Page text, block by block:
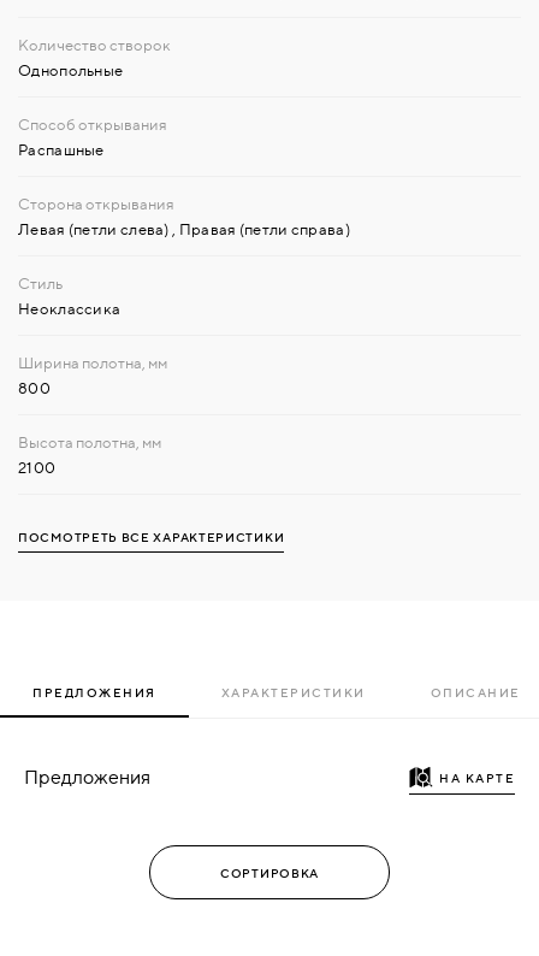
Однопольные
Распашные
Левая (петли слева) Правая (петли справа)
Неоклассика
800
2100
ПОСМОТРЕТЬ ВСЕ ХАРАКТЕРИСТИКИ
ПРЕДЛОЖЕНИЯ ХАРАКТЕРИСТИКИ ОПИСАНИЕ
Предложения НА КАРТЕ